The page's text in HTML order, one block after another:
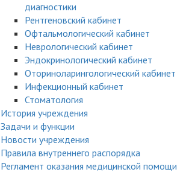
диагностики
Рентгеновский кабинет
Офтальмологический кабинет
Неврологический кабинет
Эндокринологический кабинет
Оториноларингологический кабинет
Инфекционный кабинет
Стоматология
История учреждения
Задачи и функции
Новости учреждения
Правила внутреннего распорядка
Регламент оказания медицинской помощи